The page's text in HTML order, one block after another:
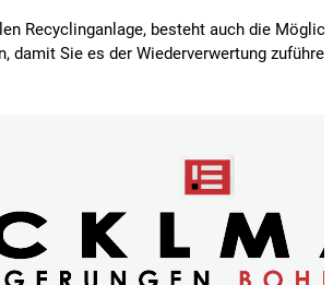
Recyclinganlage, besteht auch die
damit Sie es der Wiederverwertung